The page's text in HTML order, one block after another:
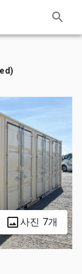
사진 7개